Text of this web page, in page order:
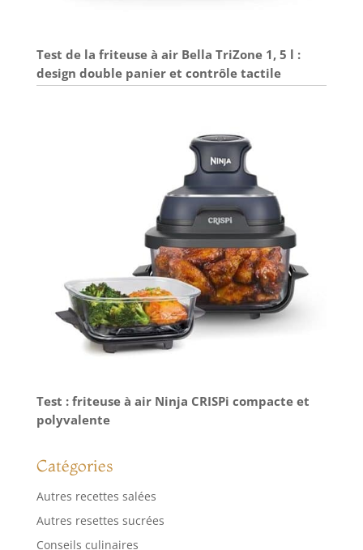
Test de la friteuse à air Bella TriZone 1, 5 l :
design double panier et contrôle tactile
Test : friteuse à air Ninja CRISPi compacte et
polyvalente
Catégories
Autres recettes salées
Autres resettes sucrées
Conseils culinaires